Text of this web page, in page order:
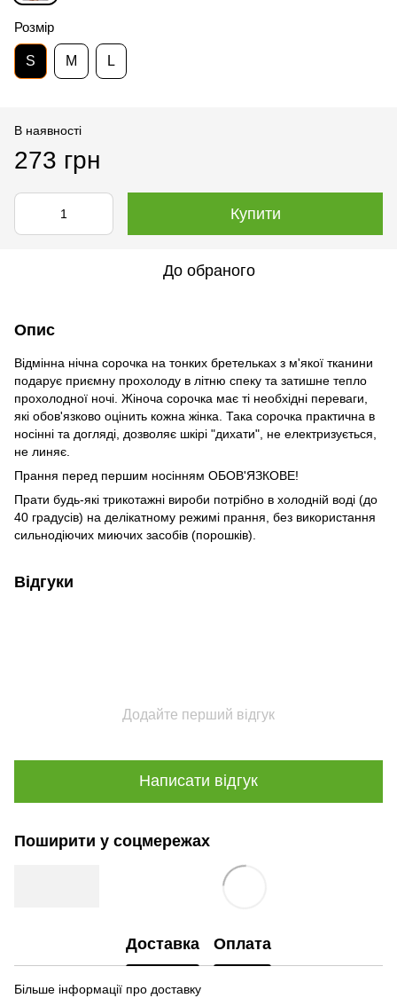
Розмір
S M L
В наявності
273 грн
Купити
До обраного
Опис
Відмінна нічна сорочка на тонких бретельках з м'якої тканини
подарує приємну прохолоду в літню спеку та затишне тепло
прохолодної ночі. Жіноча сорочка має ті необхідні переваги,
які обов'язково оцінить кожна жінка. Така сорочка практична в
носінні та догляді, дозволяє шкірі "дихати", не електризується,
не линяє.
Прання перед першим носінням ОБОВ'ЯЗКОВЕ!
Прати будь-які трикотажні вироби потрібно в холодній воді (до
40 градусів) на делікатному режимі прання, без використання
сильнодіючих миючих засобів (порошків).
Відгуки
Додайте перший відгук
Написати відгук
Поширити у соцмережах
Доставка Оплата
Більше інформації про доставку